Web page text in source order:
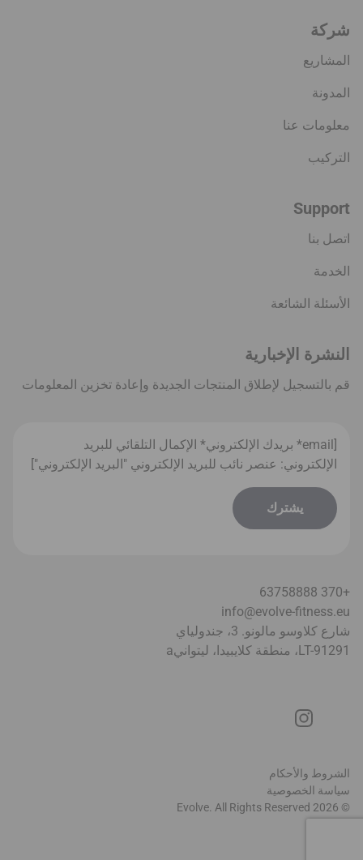
شركة
المشاريع
المدونة
معلومات عنا
التركيب
Support
اتصل بنا
الخدمة
الأسئلة الشائعة
النشرة الإخبارية
قم بالتسجيل لإطلاق المنتجات الجديدة وإعادة تخزين المعلومات
[email* بريدك الإلكتروني* الإكمال التلقائي للبريد
الإلكتروني: عنصر نائب للبريد الإلكتروني "البريد الإلكتروني"]
+370 63758888
info@evolve-fitness.eu
شارع كلاوسو مالونو. 3، جندولياي
LT-91291، منطقة كلايبيدا، ليتواني
a
© 2026 Evolve. All Rights Reserved
الشروط والأحكام
سياسة الخصوصية